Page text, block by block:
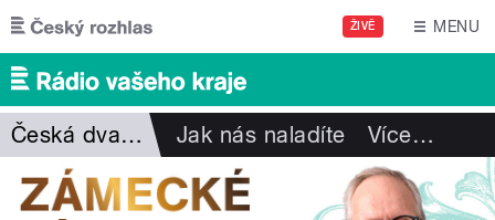
Přejít k hlavnímu obsahu
ŽIVĚ MENU
Česká dvanáctka Jak nás naladíte Více…